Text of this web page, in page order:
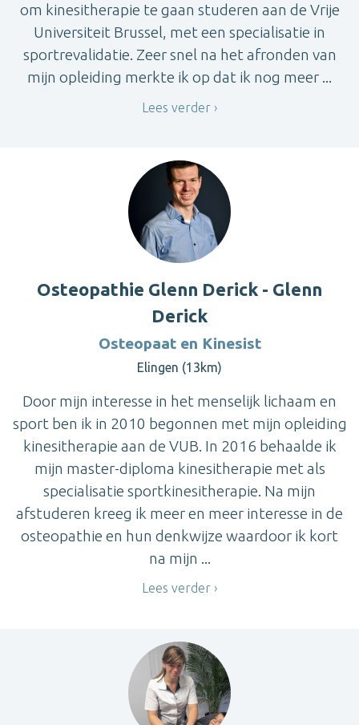
om kinesitherapie te gaan studeren aan de Vrije
Universiteit Brussel, met een specialisatie in
sportrevalidatie. Zeer snel na het afronden van
mijn opleiding merkte ik op dat ik nog meer ...
Lees verder
Osteopathie Glenn Derick - Glenn
Derick
Osteopaat en Kinesist
Elingen (13km)
Door mijn interesse in het menselijk lichaam en
sport ben ik in 2010 begonnen met mijn opleiding
kinesitherapie aan de VUB. In 2016 behaalde ik
mijn master-diploma kinesitherapie met als
specialisatie sportkinesitherapie. Na mijn
afstuderen kreeg ik meer en meer interesse in de
osteopathie en hun denkwijze waardoor ik kort
na mijn ...
Lees verder